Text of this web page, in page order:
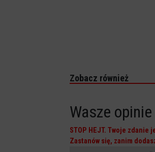
Zobacz również
Wasze opinie
STOP HEJT. Twoje zdanie
Zastanów się, zanim